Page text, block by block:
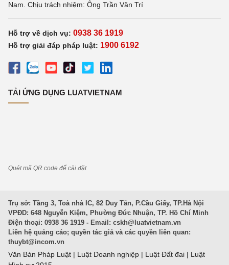
Nam. Chịu trách nhiệm: Ông Trần Văn Trí
Hỗ trợ về dịch vụ: 0938 36 1919
Hỗ trợ giải đáp pháp luật: 1900 6192
TẢI ỨNG DỤNG LUATVIETNAM
Quét mã QR code để cài đặt
Trụ sở: Tầng 3, Toà nhà IC, 82 Duy Tân, P.Cầu Giấy, TP.Hà Nội
VPĐD: 648 Nguyễn Kiệm, Phường Đức Nhuận, TP. Hồ Chí Minh
Điện thoại: 0938 36 1919 - Email: cskh@luatvietnam.vn
Liên hệ quảng cáo; quyền tác giả và các quyền liên quan:
thuybt@incom.vn
Văn Bản Pháp Luật | Luật Doanh nghiệp | Luật Đất đai | Luật